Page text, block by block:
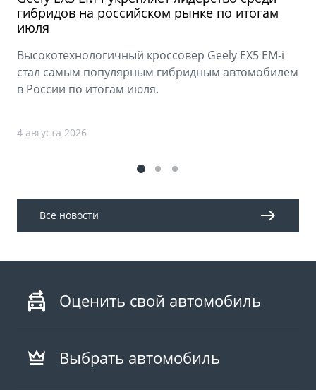
гибридов на российском рынке по итогам
июля
Высокотехнологичный кроссовер Geely EX5 EM-i
стал самым популярным гибридным автомобилем
в России по итогам июля.
4 августа 2026
Все новости
Оценить свой автомобиль
Выбрать автомобиль